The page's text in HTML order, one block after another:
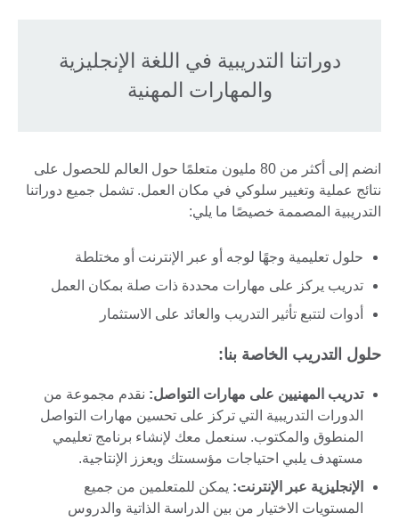
دوراتنا التدريبية في اللغة الإنجليزية
والمهارات المهنية
انضم إلى أكثر من 80 مليون متعلمًا حول العالم للحصول على
نتائج عملية وتغيير سلوكي في مكان العمل. تشمل جميع دوراتنا
التدريبية المصممة خصيصًا ما يلي:
حلول تعليمية وجهًا لوجه أو عبر الإنترنت أو مختلطة
تدريب يركز على مهارات محددة ذات صلة بمكان العمل
أدوات لتتبع تأثير التدريب والعائد على الاستثمار
حلول التدريب الخاصة بنا:
تدريب المهنيين على مهارات التواصل: نقدم مجموعة من
الدورات التدريبية التي تركز على تحسين مهارات التواصل
المنطوق والمكتوب. سنعمل معك لإنشاء برنامج تعليمي
مستهدف يلبي احتياجات مؤسستك ويعزز الإنتاجية.
الإنجليزية عبر الإنترنت: يمكن للمتعلمين من جميع
المستويات الاختيار من بين الدراسة الذاتية والدروس